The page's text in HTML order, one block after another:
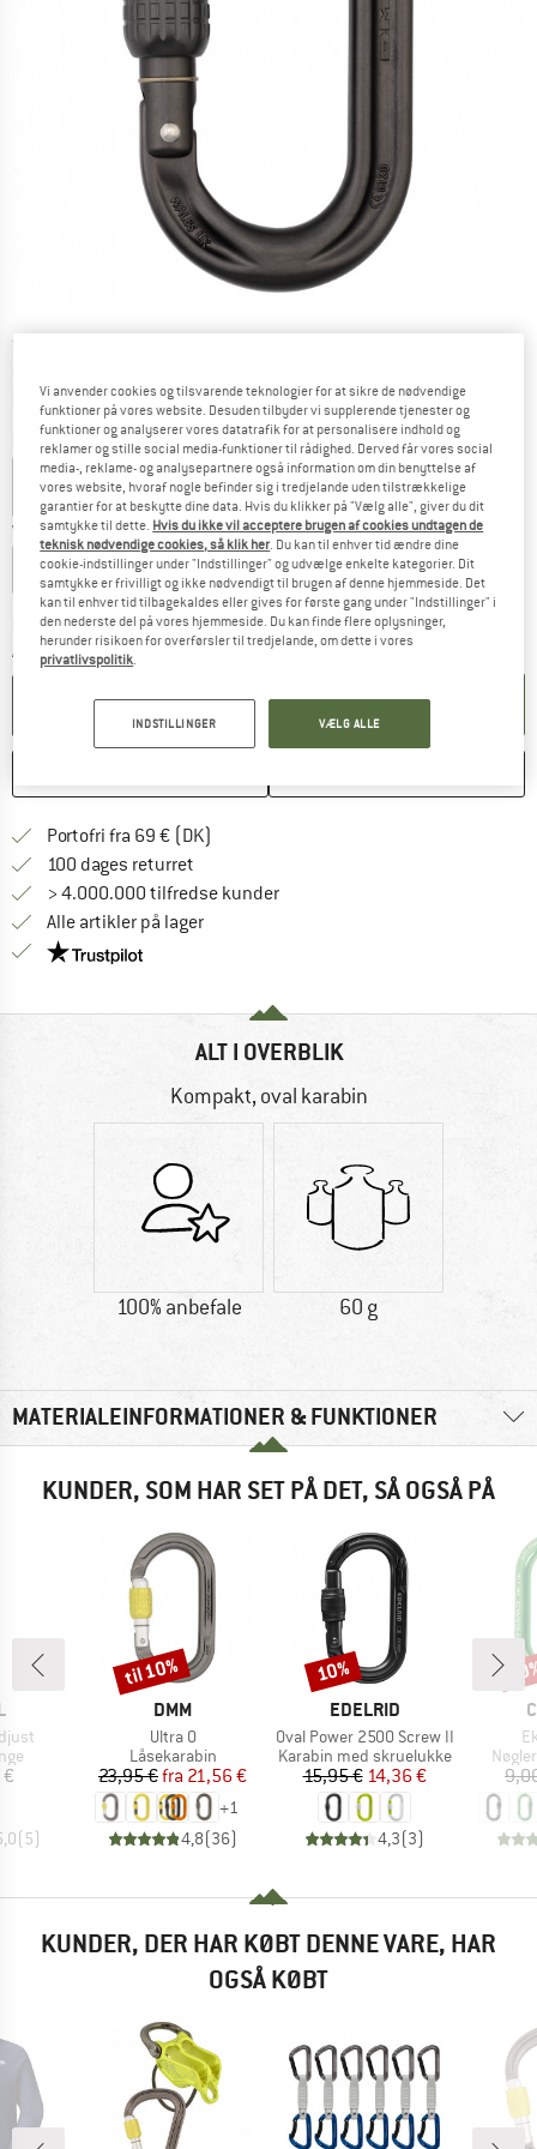
Pris:
fra
plus ForsendelsesomkostningerOplysninger om
Farve:Matt Grey
Vælg variant:
Screwgate Locksafe
Leveringstid: 4-6 arbejdsdageLinket åbnes i en infoboks og indeholder
Antal:
LÆG I KURV
Portofri fra 69 € (DK)
100 dages returret
> 4.000.000 tilfredse kunder
Alle artikler på lager
Vi er Trustpilot-certificeret - oplysningerne får du
ALT I OVERBLIK
Kompakt, oval karabin
100% anbefale 60 g
MATERIALEINFORMATIONER & FUNKTIONER
KUNDER, SOM HAR SET PÅ DET, SÅ OGSÅ PÅ
( 5)
MÆRKE
DMM
Artikel
Ultra O
Produktgruppe
Låsekarabin
Pris
23,95 € Nedsat pris
fra 21,56 €
+1
4,8(36)
Rabat
til 10%
MÆRKE
EDELRID
Artikel
Oval Power 2500 Screw II
Produktgruppe
Karabin med skruelukke
Pris
15,95 €Nedsat pris
14,36 €
4,3(3)
Rabat
10%
KUNDER, DER HAR KØBT DENNE VARE, HAR
OGSÅ KØBT
Vi anvender cookies og tilsvarende teknologier for at sikre de nødvendige
funktioner på vores website. Desuden tilbyder vi supplerende tjenester og
funktioner og analyserer vores datatrafik for at personalisere indhold og
reklamer og stille social media-funktioner til rådighed. Derved får vores social
media-, reklame- og analysepartnere også information om din benyttelse af
vores website, hvoraf nogle befinder sig i tredjelande uden tilstrækkelige
garantier for at beskytte dine data. Hvis du klikker på "Vælg alle", giver du dit
samtykke til dette. Hvis du ikke vil acceptere brugen af cookies undtagen de
teknisk nødvendige cookies, så klik her. Du kan til enhver tid ændre dine
cookie-indstillinger under "Indstillinger" og udvælge enkelte kategorier. Dit
samtykke er frivilligt og ikke nødvendigt til brugen af denne hjemmeside. Det
kan til enhver tid tilbagekaldes eller gives for første gang under "Indstillinger" i
den nederste del på vores hjemmeside. Du kan finde flere oplysninger,
herunder risikoen for overførsler til tredjelande, om dette i vores
privatlivspolitik.
INDSTILLINGER VÆLG ALLE